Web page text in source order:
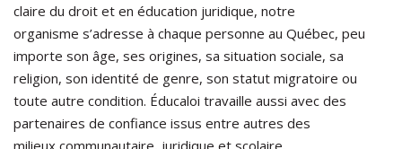
claire du droit et en éducation juridique, notre
organisme s’adresse à chaque personne au Québec, peu
importe son âge, ses origines, sa situation sociale, sa
religion, son identité de genre, son statut migratoire ou
toute autre condition. Éducaloi travaille aussi avec des
partenaires de confiance issus entre autres des
milieux communautaire, juridique et scolaire.